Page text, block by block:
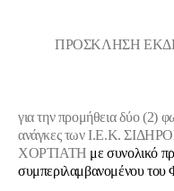
ΠΡΟΣΚΛΗΣΗ
για την προμήθεια δύο(2)
ανάγκες των Ι.Ε.Κ.
ΧΟΡΤΙΑΤΗ με συνολικό
συμπεριλαμβανομένου